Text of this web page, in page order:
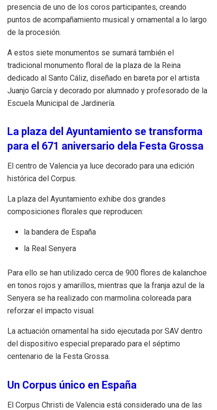
presencia de uno de los coros participantes, creando
puntos de acompañamiento musical y ornamental a lo largo
de la procesión.
A estos siete monumentos se sumará también el
tradicional monumento floral de la plaza de la Reina
dedicado al Santo Cáliz, diseñado en bareta por el artista
Juanjo García y decorado por alumnado y profesorado de la
Escuela Municipal de Jardinería.
La plaza del Ayuntamiento se transforma
para el 671 aniversario dela Festa Grossa
El centro de Valencia ya luce decorado para una edición
histórica del Corpus.
La plaza del Ayuntamiento exhibe dos grandes
composiciones florales que reproducen:
la bandera de España
la Real Senyera
Para ello se han utilizado cerca de 900 flores de kalanchoe
en tonos rojos y amarillos, mientras que la franja azul de la
Senyera se ha realizado con marmolina coloreada para
reforzar el impacto visual.
La actuación ornamental ha sido ejecutada por SAV dentro
del dispositivo especial preparado para el séptimo
centenario de la Festa Grossa.
Un Corpus único en España
El Corpus Christi de Valencia está considerado una de las